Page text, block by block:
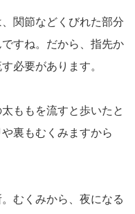
関節などくびれた部分
すね。だから、指先か
必要があります。
ももを流すと歩いたと
裏もむくみますから
むくみから、夜になる